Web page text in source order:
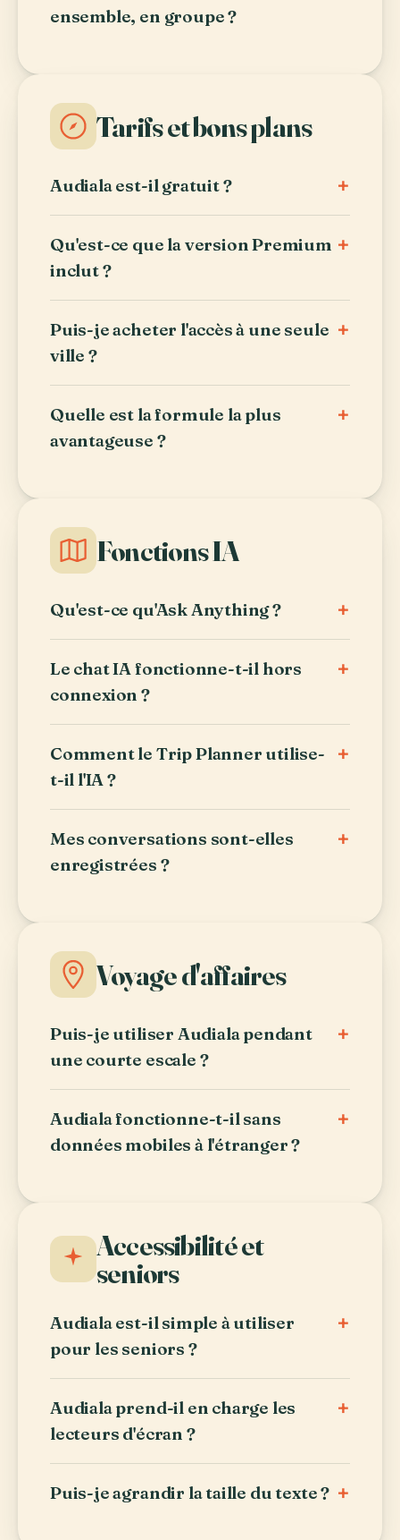
ensemble, en groupe ?
Tarifs et bons plans
Audiala est-il gratuit ? +
Qu'est-ce que la version Premium
inclut ?
+
Puis-je acheter l'accès à une seule
ville ?
+
Quelle est la formule la plus
avantageuse ?
+
Fonctions IA
Qu'est-ce qu'Ask Anything ? +
Le chat IA fonctionne-t-il hors
connexion ?
+
Comment le Trip Planner utilise-
t-il l'IA ?
+
Mes conversations sont-elles
enregistrées ?
+
Voyage d'affaires
Puis-je utiliser Audiala pendant
une courte escale ?
+
Audiala fonctionne-t-il sans
données mobiles à l'étranger ?
+
Accessibilité et
seniors
Audiala est-il simple à utiliser
pour les seniors ?
+
Audiala prend-il en charge les
lecteurs d'écran ?
+
Puis-je agrandir la taille du texte ? +